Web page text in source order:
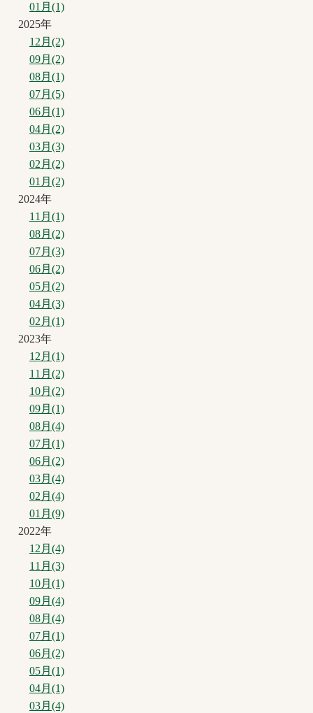
01月(1)
2025年
12月(2)
09月(2)
08月(1)
07月(5)
06月(1)
04月(2)
03月(3)
02月(2)
01月(2)
2024年
11月(1)
08月(2)
07月(3)
06月(2)
05月(2)
04月(3)
02月(1)
2023年
12月(1)
11月(2)
10月(2)
09月(1)
08月(4)
07月(1)
06月(2)
03月(4)
02月(4)
01月(9)
2022年
12月(4)
11月(3)
10月(1)
09月(4)
08月(4)
07月(1)
06月(2)
05月(1)
04月(1)
03月(4)